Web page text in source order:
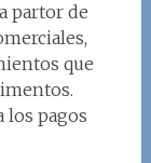
partor de
que
los pagos